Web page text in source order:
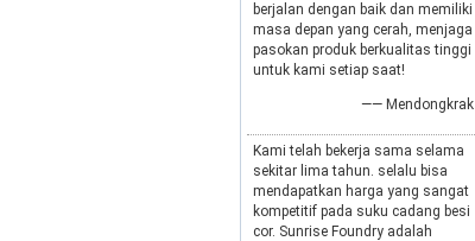
berjalan dengan baik dan memiliki
masa depan yang cerah, menjaga
pasokan produk berkualitas tinggi
untuk kami setiap saat!
—— Mendongkrak
Kami telah bekerja sama selama
sekitar lima tahun. selalu bisa
mendapatkan harga yang sangat
kompetitif pada suku cadang besi
cor. Sunrise Foundry adalah